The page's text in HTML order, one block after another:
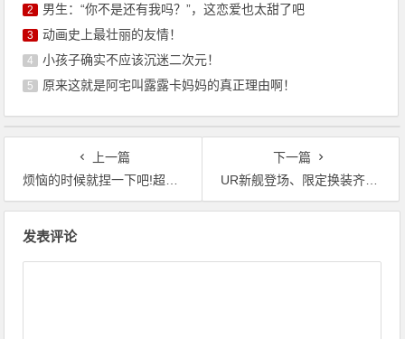
2 男生：“你不是还有我吗？”，这恋爱也太甜了吧
3 动画史上最壮丽的友情！
4 小孩子确实不应该沉迷二次元！
5 原来这就是阿宅叫露露卡妈妈的真正理由啊！
上一篇
烦恼的时候就捏一下吧!超解压二次元手游《嘟嘟脸恶作剧》公测!
下一篇
UR新舰登场、限定换装齐发《碧蓝航线》冬日首个重磅版本现已上线
发表评论